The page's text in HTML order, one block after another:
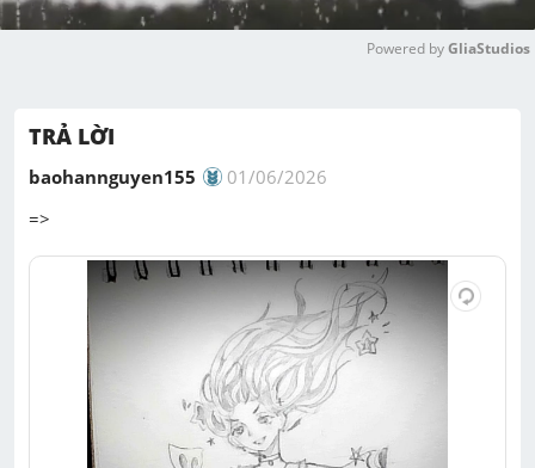
Powered by GliaStudios
TRẢ LỜI
baohannguyen155
01/06/2026
=>